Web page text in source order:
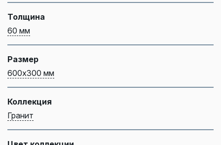
Толщина
60 мм
Размер
600х300 мм
Коллекция
Гранит